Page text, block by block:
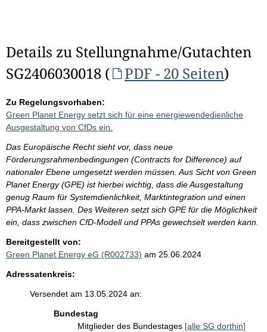
Details zu Stellungnahme/Gutachten
SG2406030018 (
PDF - 20 Seiten)
Zu Regelungsvorhaben:
Green Planet Energy setzt sich für eine energiewendedienliche
Ausgestaltung von CfDs ein.
Das Europäische Recht sieht vor, dass neue
Förderungsrahmenbedingungen (Contracts for Difference) auf
nationaler Ebene umgesetzt werden müssen. Aus Sicht von Green
Planet Energy (GPE) ist hierbei wichtig, dass die Ausgestaltung
genug Raum für Systemdienlichkeit, Marktintegration und einen
PPA-Markt lassen. Des Weiteren setzt sich GPE für die Möglichkeit
ein, dass zwischen CfD-Modell und PPAs gewechselt werden kann.
Bereitgestellt von:
Green Planet Energy eG (R002733) am 25.06.2024
Adressatenkreis:
Versendet am 13.05.2024 an:
Bundestag
Mitglieder des Bundestages [alle SG dorthin]